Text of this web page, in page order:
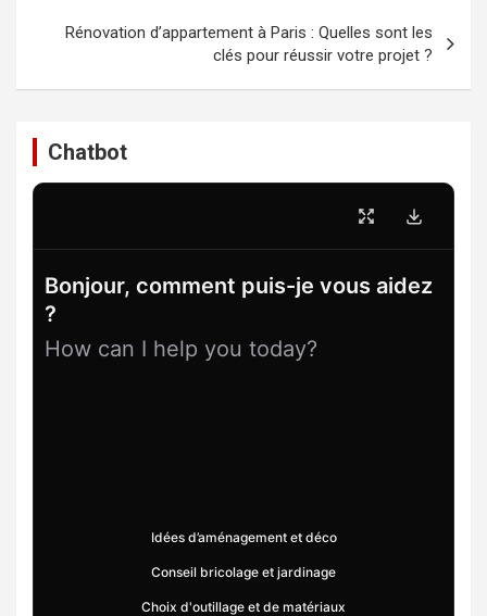
Rénovation d’appartement à Paris : Quelles sont les
clés pour réussir votre projet ?
Chatbot
Bonjour, comment puis-je vous aidez
?
How can I help you today?
Idées d’aménagement et déco
Conseil bricolage et jardinage
Choix d'outillage et de matériaux